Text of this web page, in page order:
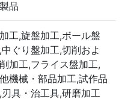
品
工,旋盤加工,ボール盤
ぐり盤加工,切削およ
加工,フライス盤加工,
機械・部品加工,試作品
刃具・治工具,研磨加工